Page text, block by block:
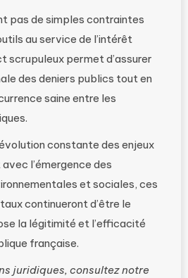
pas de simples contraintes
au service de l’intérêt
scrupuleux permet d’assurer
des deniers publics tout en
saine entre les
constante des enjeux
l’émergence des
et sociales, ces
continueront d’être le
la légitimité et l’efficacité
française.
juridiques, consultez notre